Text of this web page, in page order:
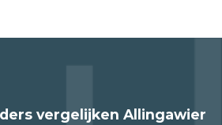
vergelijken Allingawier